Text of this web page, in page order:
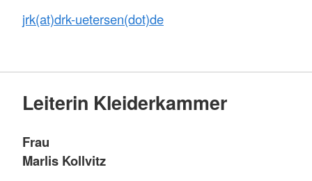
jrk(at)drk-uetersen(dot)de
Leiterin Kleiderkammer
Frau
Marlis Kollvitz